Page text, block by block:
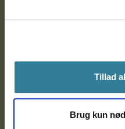
Tillad
Brug kun
Ankestyrelsen Aalborg